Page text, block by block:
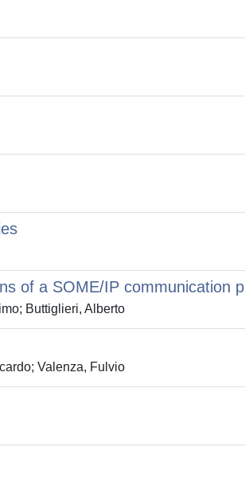
of a SOME/IP communication
Buttiglieri, Alberto
Valenza, Fulvio